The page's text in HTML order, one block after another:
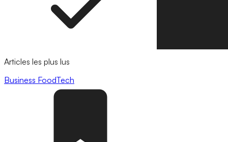
Articles les plus lus
Business FoodTech